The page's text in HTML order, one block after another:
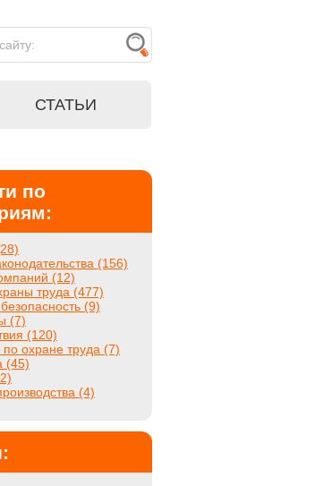
СТАТЬИ
по
(156)
(12)
труда (477)
(9)
(7)
(120)
охране труда (7)
(45)
(4)